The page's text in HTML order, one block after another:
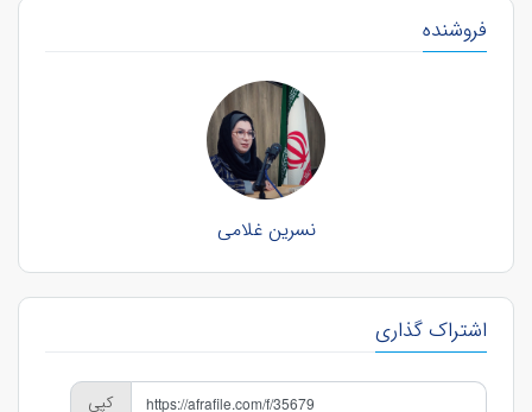
فروشنده
نسرین غلامی
اشتراک گذاری
کپی